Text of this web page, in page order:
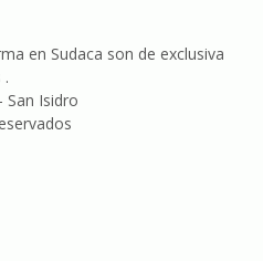
en Sudaca son de exclusiva
.
San Isidro